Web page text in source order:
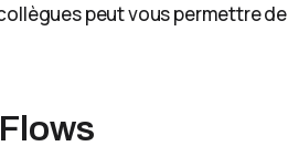
peut vous permettre de